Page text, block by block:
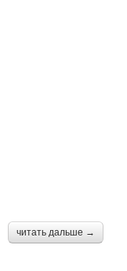
читать дальше →